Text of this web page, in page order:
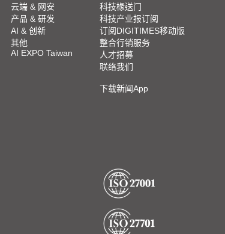
云端 & 网安
产品 & 研发
AI & 创新
其他
AI EXPO Taiwan
科技椽送门
科技产业报订阅
订阅DIGITIMES移动版
整合行销服务
人才招募
联络我们
下载新闻App